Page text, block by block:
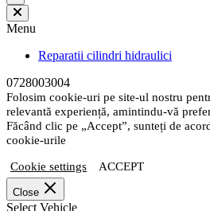
Menu
Reparatii cilindri hidraulici
0728003004
Folosim cookie-uri pe site-ul nostru
relevantă experiență, amintindu-vă
Făcând clic pe „Accept”, sunteți de
cookie-urile
Cookie settings ACCEPT
Close
Select Vehicle